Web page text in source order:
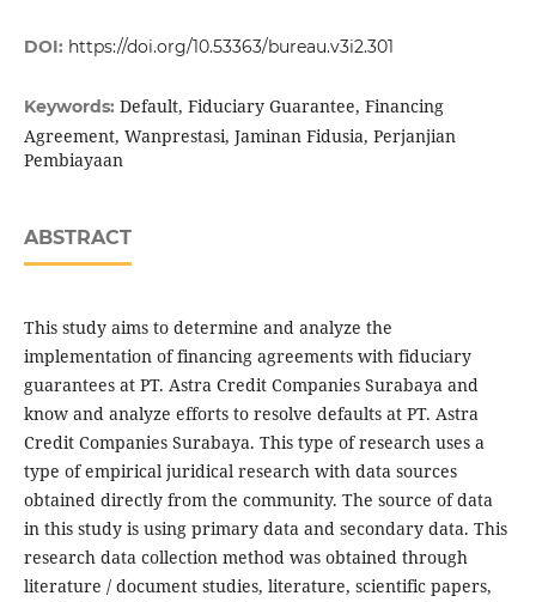
DOI: https://doi.org/10.53363/bureau.v3i2.301
Keywords: Default, Fiduciary Guarantee, Financing
Agreement, Wanprestasi, Jaminan Fidusia, Perjanjian
Pembiayaan
ABSTRACT
This study aims to determine and analyze the
implementation of financing agreements with fiduciary
guarantees at PT. Astra Credit Companies Surabaya and
know and analyze efforts to resolve defaults at PT. Astra
Credit Companies Surabaya. This type of research uses a
type of empirical juridical research with data sources
obtained directly from the community. The source of data
in this study is using primary data and secondary data. This
research data collection method was obtained through
literature / document studies, literature, scientific papers,